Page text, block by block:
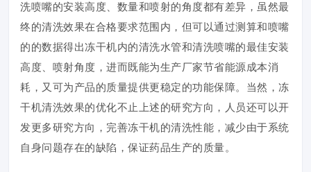
洗喷嘴的安装高度、数量和喷射的角度都有差异，虽然最
终的清洗效果在合格要求范围内，但可以通过测算和喷嘴
的的数据得出冻干机内的清洗水管和清洗喷嘴的最佳安装
高度、喷射角度，进而既能为生产厂家节省能源成本消
耗，又可为产品的质量提供更稳定的功能保障。当然，冻
干机清洗效果的优化不止上述的研究方向，人员还可以开
发更多研究方向，完善冻干机的清洗性能，减少由于系统
自身问题存在的缺陷，保证药品生产的质量。